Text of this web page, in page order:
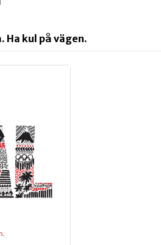
Ha kul på vägen.